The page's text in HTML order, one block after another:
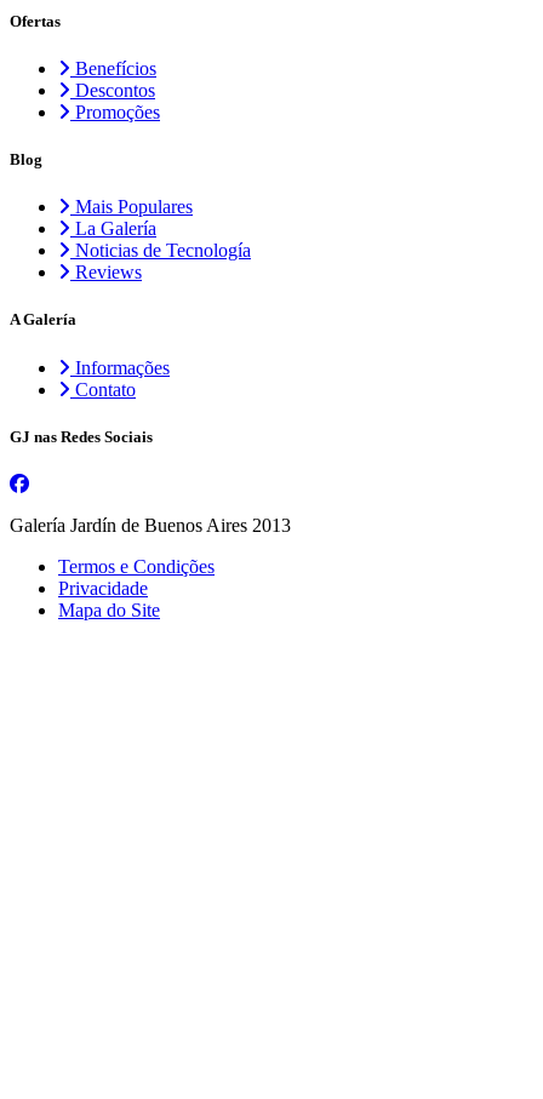
Ofertas
Benefícios
Descontos
Promoções
Blog
Mais Populares
La Galería
Noticias de Tecnología
Reviews
A Galería
Informações
Contato
GJ nas Redes Sociais
Galería Jardín de Buenos Aires 2013
Termos e Condições
Privacidade
Mapa do Site